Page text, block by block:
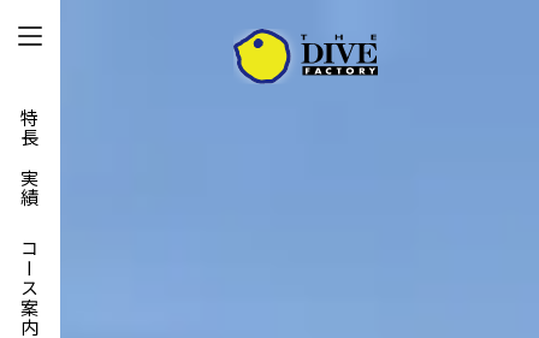
特長と実績
コース案内